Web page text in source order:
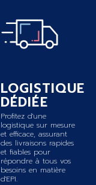
LOGISTIQUE
DÉDIÉE
Profitez d'une
logistique sur mesure
et efficace, assurant
des livraisons rapides
et fiables pour
répondre à tous vos
besoins en matière
d'EPI.